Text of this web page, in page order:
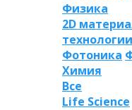
Физика
2D
технологии
Фотоника
Химия
Все
Life Science